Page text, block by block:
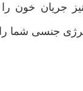
جریان خون
جنسی شما را